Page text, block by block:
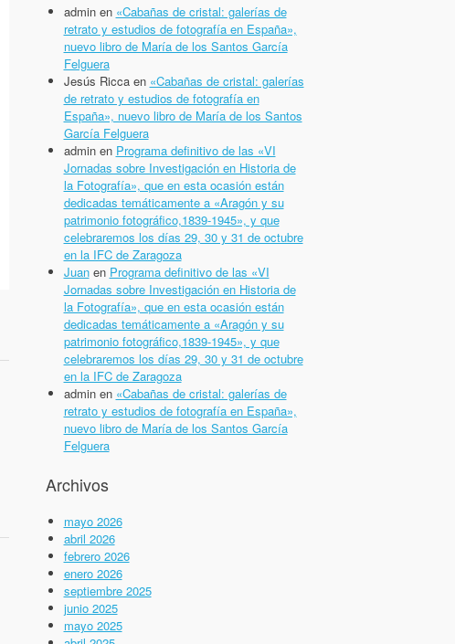
adminen «Cabañas de cristal: galerías de
retrato y estudios de fotografía en España»,
nuevo libro de María de los Santos García
Felguera
Jesús Riccaen «Cabañas de cristal: galerías
de retrato y estudios de fotografía en
España», nuevo libro de María de los Santos
García Felguera
adminen Programa definitivo de las «VI
Jornadas sobre Investigación en Historia de
la Fotografía», que en esta ocasión están
dedicadas temáticamente a «Aragón y su
patrimonio fotográfico,1839-1945», y que
celebraremos los días 29, 30 y 31 de octubre
en la IFC de Zaragoza
Juanen Programa definitivo de las «VI
Jornadas sobre Investigación en Historia de
la Fotografía», que en esta ocasión están
dedicadas temáticamente a «Aragón y su
patrimonio fotográfico,1839-1945», y que
celebraremos los días 29, 30 y 31 de octubre
en la IFC de Zaragoza
adminen «Cabañas de cristal: galerías de
retrato y estudios de fotografía en España»,
nuevo libro de María de los Santos García
Felguera
Archivos
mayo 2026
abril 2026
febrero 2026
enero 2026
septiembre 2025
junio 2025
mayo 2025